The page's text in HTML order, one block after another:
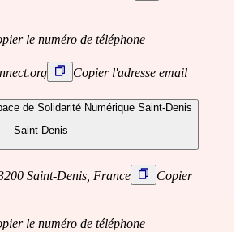
le numéro de téléphone
Copier l'adresse email
de Solidarité Numérique Saint-Denis
Saint-Denis
Saint-Denis, France
Copier
le numéro de téléphone